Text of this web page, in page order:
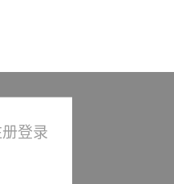
登录